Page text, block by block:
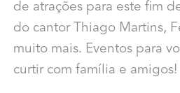
de atrações para este fim
do cantor Thiago Martins,
muito mais. Eventos para
curtir com família e amigos!